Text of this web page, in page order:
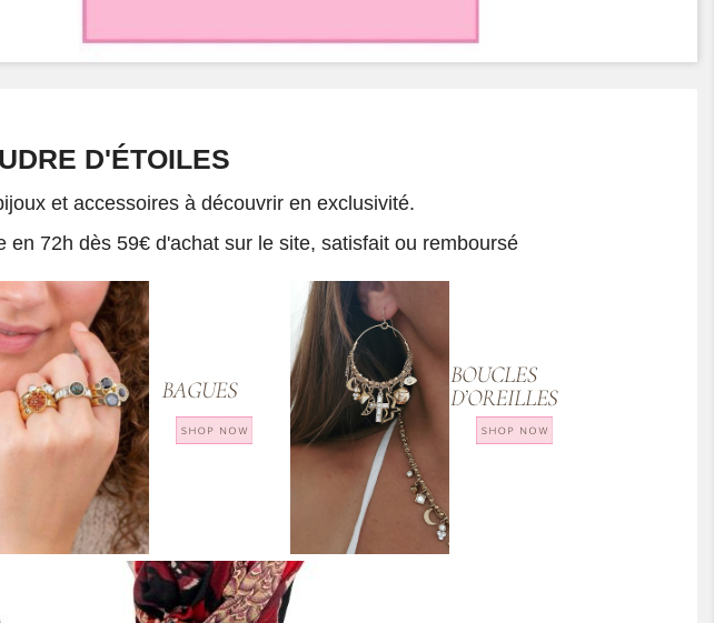
D'ÉTOILES
et accessoires à découvrir en exclusivité.
72h dès 59€ d'achat sur le site, satisfait ou remboursé